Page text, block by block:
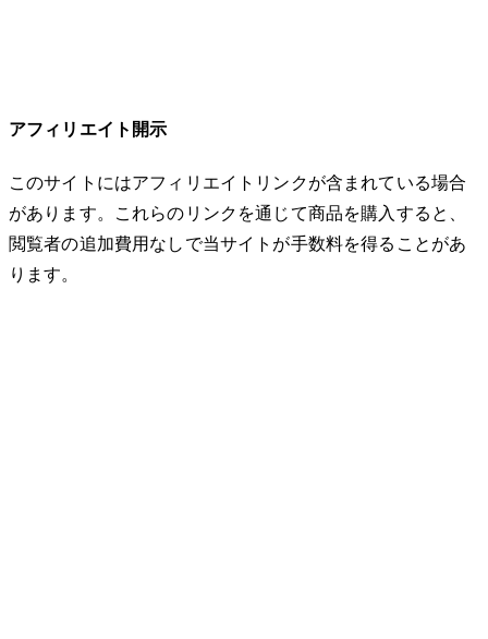
アフィリエイト開示
このサイトにはアフィリエイトリンクが含まれている場合
があります。これらのリンクを通じて商品を購入すると、
閲覧者の追加費用なしで当サイトが手数料を得ることがあ
ります。